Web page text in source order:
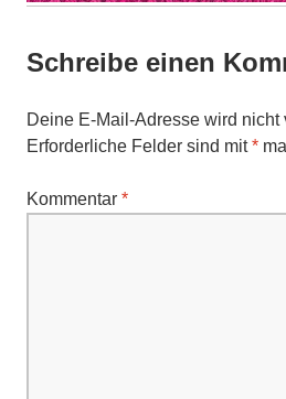
Schreibe einen
Deine E-Mail-Adresse wird nicht
Erforderliche Felder sind mit*
Kommentar *